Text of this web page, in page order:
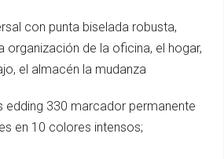
con punta biselada robusta,
organización de la oficina, el hogar,
el almacén la mudanza
edding 330 marcador permanente
en 10 colores intensos;